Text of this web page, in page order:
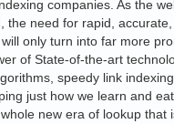
companies. As the
the need for rapid,
only turn into far more
of State-of-the-art
speedy link
just how we learn and
new era of lookup that